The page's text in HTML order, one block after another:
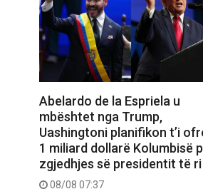
Abelardo de la Espriela u
mbështet nga Trump,
Uashingtoni planifikon t’i
1 miliard dollarë Kolumbisë
zgjedhjes së presidentit të ri
08/08 07:37